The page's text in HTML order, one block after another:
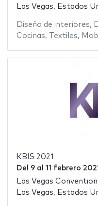
Las Vegas, Estados
Diseño de interiores,
Cocinas, Textiles,
KBIS 2021
Del 9al 11 febrero 2021
Las Vegas
Las Vegas, Estados